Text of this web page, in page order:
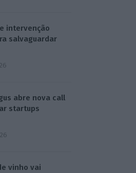
intervenção
salvaguardar
abre nova call
startups
vinho vai